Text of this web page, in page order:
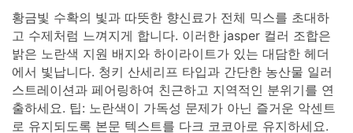
황금빛 수확의 빛과 따뜻한 향신료가 전체 믹스를 초대하
고 수제처럼 느껴지게 합니다. 이러한 jasper 컬러 조합은
밝은 노란색 지원 배지와 하이라이트가 있는 대담한 헤더
에서 빛납니다. 청키 산세리프 타입과 간단한 농산물 일러
스트레이션과 페어링하여 친근하고 지역적인 분위기를 연
출하세요. 팁: 노란색이 가독성 문제가 아닌 즐거운 악센트
로 유지되도록 본문 텍스트를 다크 코코아로 유지하세요.